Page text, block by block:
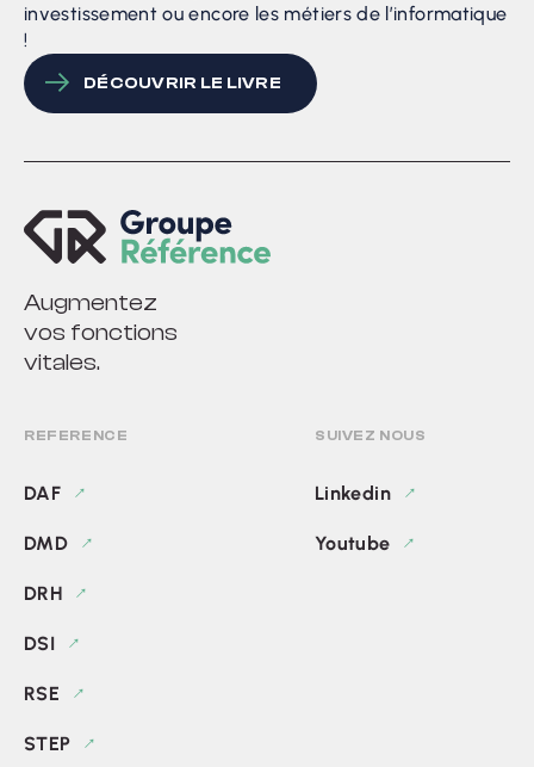
investissement ou encore les métiers de l’informatique
!
DÉCOUVRIR LE LIVRE
Augmentez
vos fonctions
vitales.
REFERENCE
DAF
DMD
DRH
DSI
RSE
STEP
SUIVEZ NOUS
Linkedin
Youtube